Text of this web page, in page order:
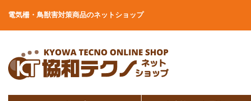
電気柵・鳥獣害対策商品のネットショップ